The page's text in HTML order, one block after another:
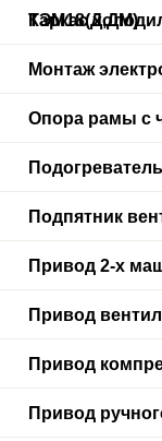
ТЭМ18(Д,ДМ)
Каркас
Монтаж
Опора рамы с
Подпятник
Привод 2-х
Привод
Привод
Привод